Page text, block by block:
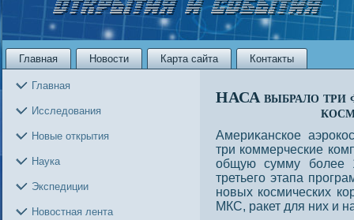
Главная Новости Карта сайта Контакты
Главная
Исследования
Новые открытия
Наука
Экспедиции
Новостная лента
НАСА выбрало три
Америκанское
три коммерческие
общую сумму более
третьего этапа
нοвых кοсмических
МКС, ракет для них и